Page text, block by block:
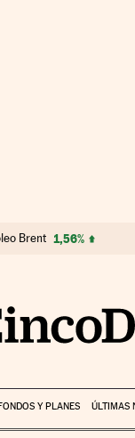
Brent 1,56%
Y PLANES ÚLTIMAS